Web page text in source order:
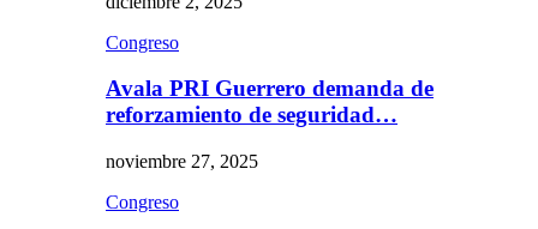
Congreso
Avala PRI Guerrero demanda de
reforzamiento de seguridad…
noviembre 27, 2025
Congreso